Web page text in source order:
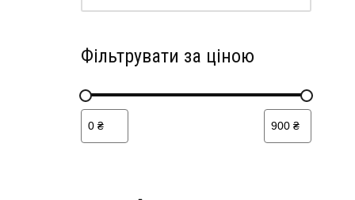
Фільтрувати за ціною